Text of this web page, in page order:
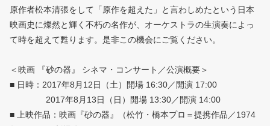
原作者松本清張をして「原作を超えた」と言わしめたという日本
映画史に燦然と輝く不朽の名作が、オーケストラの生演奏によっ
て時を超えて甦ります。是非この機会にご覧ください。
＜映画 『砂の器』 シネマ・コンサート／公演概要＞
■ 日時：2017年8月12日（土）開場 16:30／開演 17:00
2017年8月13日（日）開場 13:30／開演 14:00
■ 上映作品：映画『砂の器』（松竹・橋本プロ＝提携作品／1974